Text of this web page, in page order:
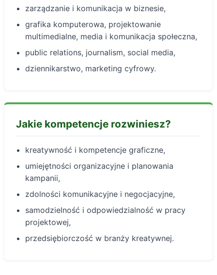
zarządzanie i komunikacja w biznesie,
grafika komputerowa, projektowanie
multimedialne, media i komunikacja społeczna,
public relations, journalism, social media,
dziennikarstwo, marketing cyfrowy.
Jakie kompetencje rozwiniesz?
kreatywność i kompetencje graficzne,
umiejętności organizacyjne i planowania
kampanii,
zdolności komunikacyjne i negocjacyjne,
samodzielność i odpowiedzialność w pracy
projektowej,
przedsiębiorczość w branży kreatywnej.